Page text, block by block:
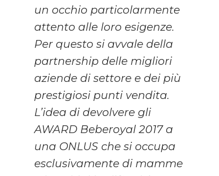
un occhio particolarmente
attento alle loro esigenze.
Per questo si avvale della
partnership delle migliori
aziende di settore e dei più
prestigiosi punti vendita.
L’idea di devolvere gli
AWARD Beberoyal 2017 a
una ONLUS che si occupa
esclusivamente di mamme